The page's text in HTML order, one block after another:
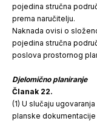
pojedina stručna
prema naručitelju.
Naknada ovisi o
pojedina stručna
poslova prostornog
Djelomično planiranje
Članak 22.
(1) U slučaju
planske